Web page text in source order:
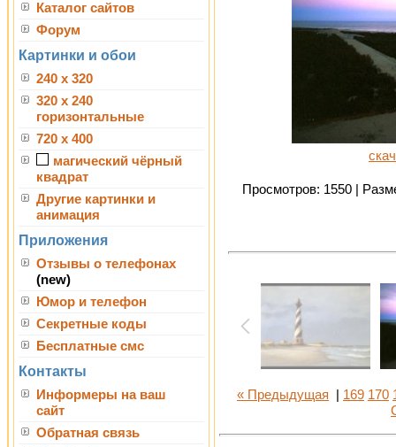
Каталог сайтов
Форум
Картинки и обои
240 x 320
320 x 240
горизонтальные
720 x 400
магический чёрный
квадрат
Другие картинки и
анимация
Приложения
Отзывы о телефонах
(new)
Юмор и телефон
Секретные коды
Бесплатные смс
Контакты
Информеры на ваш
сайт
Обратная связь
Просмотров: 1550 |
« Предыдущая 169 170